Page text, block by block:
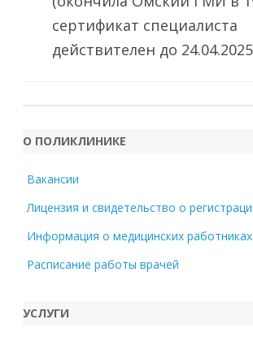
сертификат специалиста
действителен до
О ПОЛИКЛИНИКЕ
Вакансии
Лицензия и свидетельство о
Информация о медицинских работниках
Расписание работы врачей
УСЛУГИ